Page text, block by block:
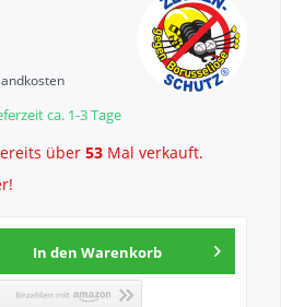
ca. 1-3 Tage
über 53 Mal verkauft.
In den Warenkorb